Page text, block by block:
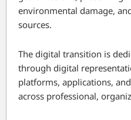
environmental damage,
sources.
The digital transition is
through digital
platforms, applications,
across professional,